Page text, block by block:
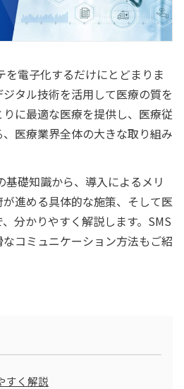
を電子化するだけにとどまりま
タル技術を活用して医療の質を
に最適な医療を提供し、医療従
医療業界全体の大きな取り組み
基礎知識から、導入によるメリ
進める具体的な施策、そして医
分かりやすく解説します。SMS
コミュニケーション方法もご紹
すく解説